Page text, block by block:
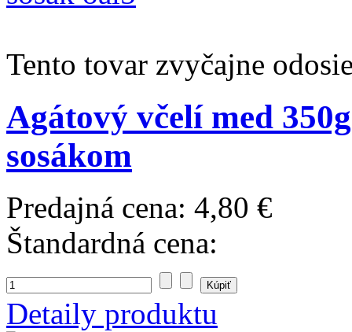
Tento tovar zvyčajne
Agátový včelí med
sosákom
Predajná cena: 4,80 €
Štandardná cena:
Detaily produktu